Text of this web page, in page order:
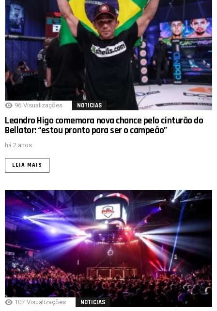
96 Visualizações NOTICIAS
Leandro Higo comemora nova chance pelo cinturão do
Bellator: “estou pronto para ser o campeão”
há 2 anos
LEIA MAIS
107 Visualizações NOTICIAS